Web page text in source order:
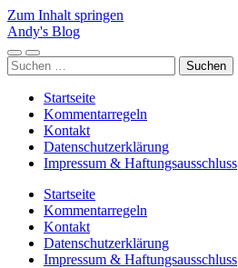
Zum Inhalt springen
Andy's Blog
Mobile-
Menü
Suchfeld
ein-/ausblenden
Suchen
nach:
Startseite
Kommentarregeln
Kontakt
Datenschutzerklärung
Impressum & Haftungsausschluss
Startseite
Kommentarregeln
Kontakt
Datenschutzerklärung
Impressum & Haftungsausschluss